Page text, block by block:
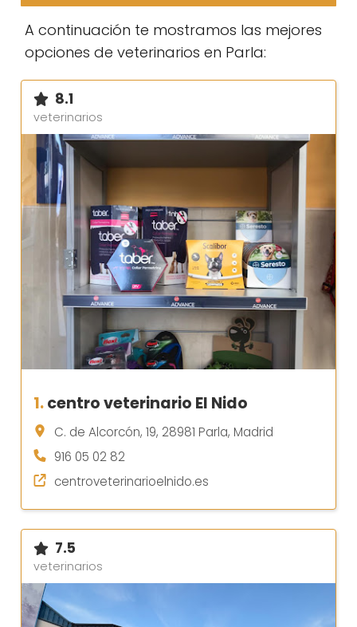
A continuación te mostramos las mejores
opciones de veterinarios en Parla:
8.1
veterinarios
1.centro veterinario El Nido
C. de Alcorcón, 19, 28981 Parla, Madrid
916 05 02 82
centroveterinarioelnido.es
7.5
veterinarios